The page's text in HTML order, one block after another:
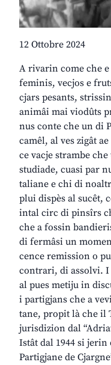
12 Ottobre 2024
A rivarin come che
feminis, vecjos e
cjars pesants,
animâi mai viodûts
nus conte che un di
camêl, al ves zigât
ce vacje strambe
studiade, cuasi par
taliane e chi di
plui dispès al sucêt,
intal circ di pinsîrs
che a fossin
di fermâsi un
cence remission o
contrari, di assolvi. I
al pues metiju in
i partigjans che a
tane, propit là che il
jurisdizion dal
Istât dal 1944 si
Partigjane de